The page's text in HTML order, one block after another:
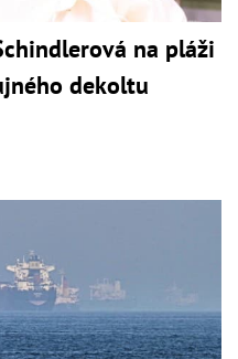
na pláži
dekoltu